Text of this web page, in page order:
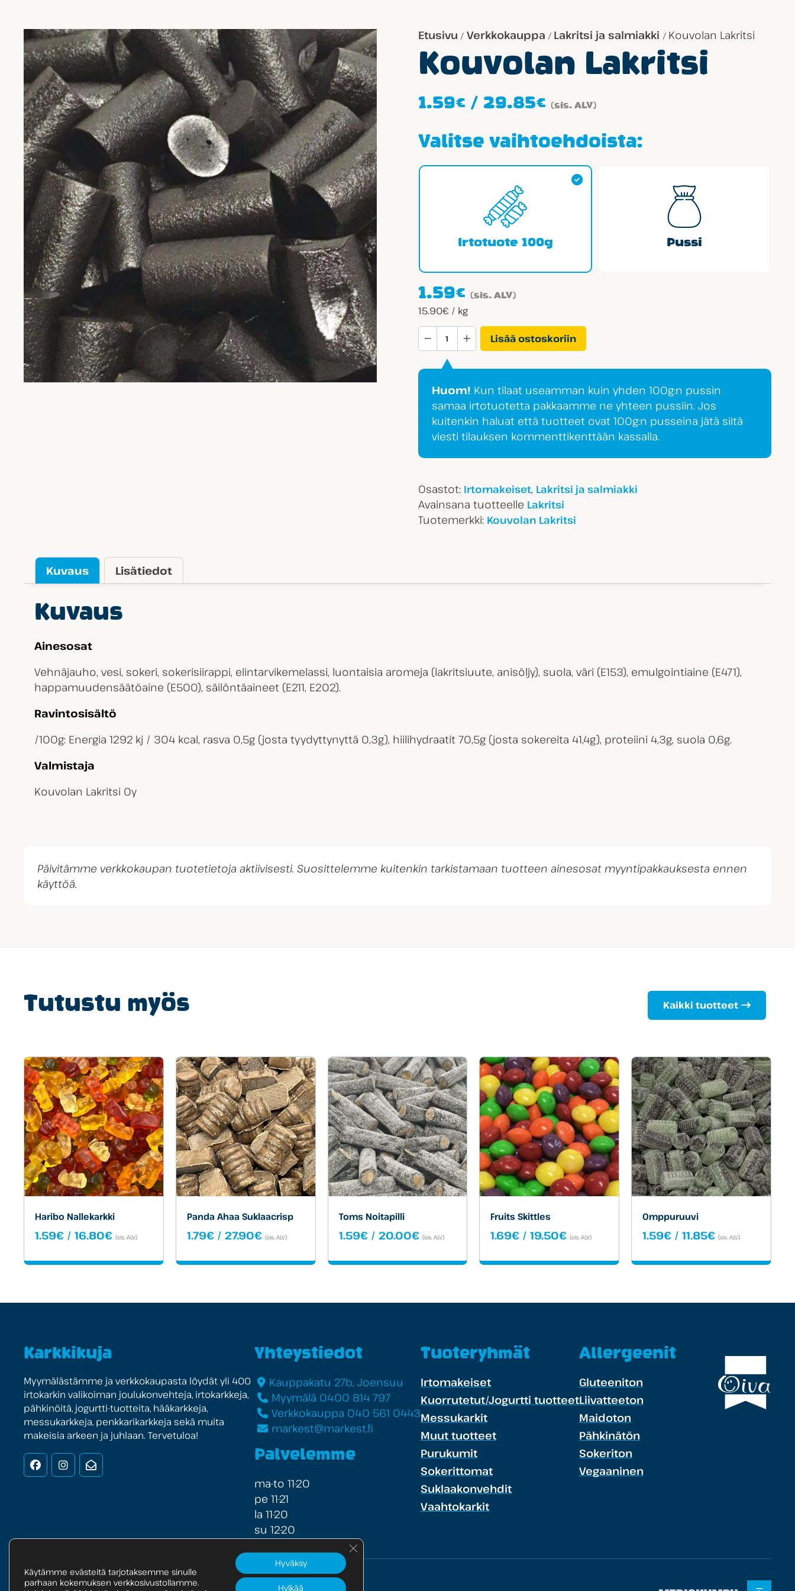
Etusivu / Verkkokauppa / Lakritsi ja salmiakki / Kouvolan Lakritsi
Kouvolan Lakritsi
1.59€ / 29.85€ Hintaluokka:
-
(sis. ALV)
Valitse vaihtoehdoista:
Irtotuote 100g Pussi
1.59€ (sis. ALV)
15.90€ / kg
Kouvolan
Lakritsi
määrä
Lisää ostoskoriin
Huom! Kun tilaat useamman kuin yhden 100g:n pussin
samaa irtotuotetta pakkaamme ne yhteen pussiin. Jos
kuitenkin haluat että tuotteet ovat 100g:n pusseina jätä siitä
viesti tilauksen kommenttikenttään kassalla.
Osastot: Irtomakeiset, Lakritsi ja salmiakki
Avainsana tuotteelle Lakritsi
Tuotemerkki: Kouvolan Lakritsi
Kuvaus Lisätiedot
Kuvaus
Ainesosat
Vehnäjauho, vesi, sokeri, sokerisiirappi, elintarvikemelassi, luontaisia aromeja (lakritsiuute, anisöljy), suola, väri (E153), emulgointiaine (E471),
happamuudensäätöaine (E500), säilöntäaineet (E211, E202).
Ravintosisältö
/100g: Energia 1292 kj / 304 kcal, rasva 0,5g (josta tyydyttynyttä 0,3g), hiilihydraatit 70,5g (josta sokereita 41,4g), proteiini 4,3g, suola 0,6g.
Valmistaja
Kouvolan Lakritsi Oy
Päivitämme verkkokaupan tuotetietoja aktiivisesti. Suosittelemme kuitenkin tarkistamaan tuotteen ainesosat myyntipakkauksesta ennen
käyttöä.
Tutustu myös Kaikki tuotteet
Haribo Nallekarkki
1.59€ / 16.80€Hintaluokka:
16.80€
(sis. ALV)
Panda Ahaa Suklaacrisp
1.79€ / 27.90€Hintaluokka:
27.90€
(sis. ALV)
Toms Noitapilli
1.59€ / 20.00€Hintaluokka:
20.00€
(sis. ALV)
Fruits Skittles
1.69€ /19.50€Hintaluokka:
19.50€
(sis. ALV)
Omppuruuvi
1.59€ /11.85€Hintaluokka:
11.85€
(sis. ALV)
Karkkikuja
Myymälästämme ja verkkokaupasta löydät yli 400
irtokarkin valikoiman joulukonvehteja, irtokarkkeja,
pähkinöitä, jogurtti-tuotteita, hääkarkkeja,
messukarkkeja, penkkarikarkkeja sekä muita
makeisia arkeen ja juhlaan. Tervetuloa!
FacebookInstagramUutiskirje
Yhteystiedot
Kauppakatu 27b, Joensuu
Myymälä 0400 814 797
Verkkokauppa 040 561 0443
markest@markest.fi
Palvelemme
ma-to 11-20
pe 11-21
la 11-20
su 12-20
Tuoteryhmät
Irtomakeiset
Kuorrutetut/Jogurtti tuotteet
Messukarkit
Muut tuotteet
Purukumit
Sokerittomat
Suklaakonvehdit
Vaahtokarkit
Allergeenit
Gluteeniton
Liivatteeton
Maidoton
Pähkinätön
Sokeriton
Vegaaninen
Käytämme evästeitä tarjotaksemme sinulle
parhaan kokemuksen verkkosivustollamme.
Hyväksy
Hylkää
Sulje evästebanneri